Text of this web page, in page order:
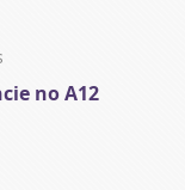
no A12